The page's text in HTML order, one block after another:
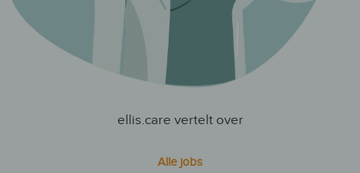
ellis.care vertelt over
Alle jobs